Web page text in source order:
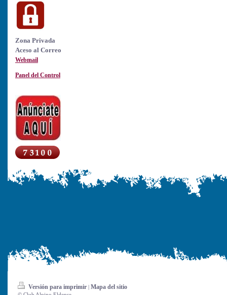
Zona Privada
Aceso al Correo
Webmail
Panel del Control
Versión para imprimir | Mapa del sitio